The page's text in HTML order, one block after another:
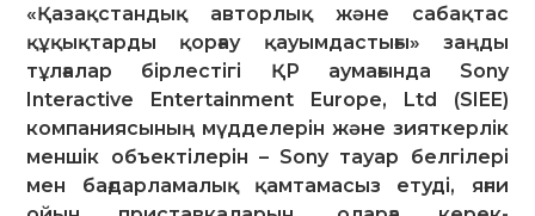
«Қазақстандық авторлық және сабақтас
құқықтарды қорғау қауымдастығы» заңды
тұлғалар бірлестігі ҚР аумағында Sony
Interactive Entertainment Europe, Ltd (SIEE)
компаниясының мүдделерін және зияткерлік
меншік объектілерін – Sony тауар белгілері
мен бағдарламалық қамтамасыз етуді, яғни